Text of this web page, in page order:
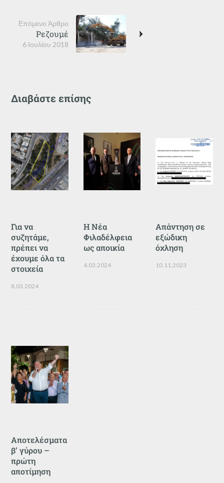
Επόμενο Άρθρο
6 Ιουλίου 2018
Ρεζουμέ
Διαβάστε επίσης
Για να
συζητάμε,
πρέπει να
έχουμε όλα τα
στοιχεία
8.03.2024
Η Νέα
Φιλαδέλφεια
ως αποικία
4.03.2024
Απάντηση σε
εξώδικη
όχληση
10.11.2023
Αποτελέσματα
β’ γύρου –
πρώτη
αποτίμηση